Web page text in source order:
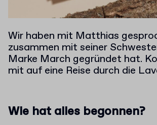
Wir haben mit Matthias
zusammen mit seiner
Marke March gegründet hat.
mit auf eine Reise durch die
Wie hat alles begonnen?